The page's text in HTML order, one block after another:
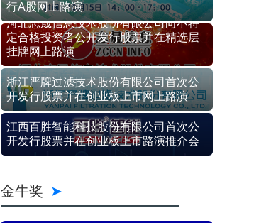
行A股网上路演
河北志晟信息技术股份有限公司向不特
定合格投资者公开发行股票并在精选层
挂牌网上路演
浙江严牌过滤技术股份有限公司首次公
开发行股票并在创业板上市网上路演
江西百胜智能科技股份有限公司首次公
开发行股票并在创业板上市路演推介会
金牛奖